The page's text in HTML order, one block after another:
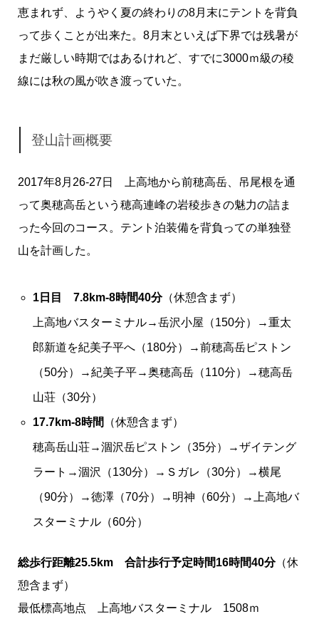
恵まれず、ようやく夏の終わりの8月末にテントを背負
って歩くことが出来た。8月末といえば下界では残暑が
まだ厳しい時期ではあるけれど、すでに3000ｍ級の稜
線には秋の風が吹き渡っていた。
登山計画概要
2017年8月26‐27日 上高地から前穂高岳、吊尾根を通
って奥穂高岳という穂高連峰の岩稜歩きの魅力の詰ま
った今回のコース。テント泊装備を背負っての単独登
山を計画した。
1日目 7.8km-8時間40分（休憩含まず）
上高地バスターミナル→岳沢小屋（150分）→重太
郎新道を紀美子平へ（180分）→前穂高岳ピストン
（50分）→紀美子平→奥穂高岳（110分）→穂高岳
山荘（30分）
17.7km-8時間 （休憩含まず）
穂高岳山荘→涸沢岳ピストン（35分）→ザイテング
ラート→涸沢（130分）→Ｓガレ（30分）→横尾
（90分）→徳澤（70分）→明神（60分）→上高地バ
スターミナル（60分）
総歩行距離25.5km 合計歩行予定時間16時間40分（休
憩含まず）
最低標高地点 上高地バスターミナル 1508ｍ